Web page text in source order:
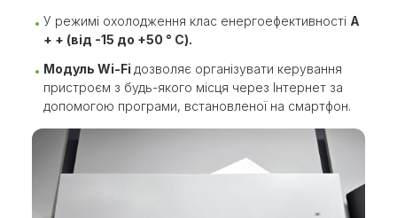
У режимі охолодження клас енергоефективності A
+ + (від -15 до +50 ° С).
Модуль Wi-Fi дозволяє організувати керування
пристроєм з будь-якого місця через Інтернет за
допомогою програми, встановленої на смартфон.